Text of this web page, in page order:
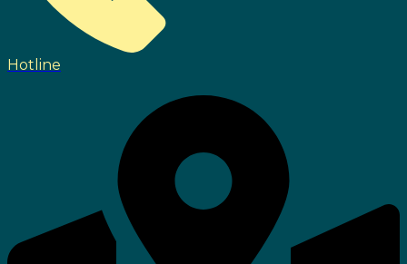
Hotline